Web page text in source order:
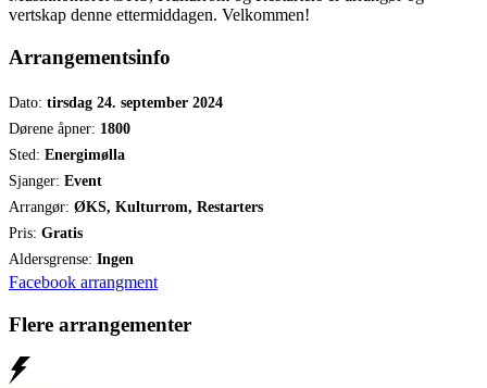
vertskap denne ettermiddagen. Velkommen!
Arrangementsinfo
Dato: tirsdag 24. september 2024
Dørene åpner: 1800
Sted: Energimølla
Sjanger: Event
Arrangør: ØKS, Kulturrom, Restarters
Pris: Gratis
Aldersgrense: Ingen
Facebook arrangment
Flere arrangementer